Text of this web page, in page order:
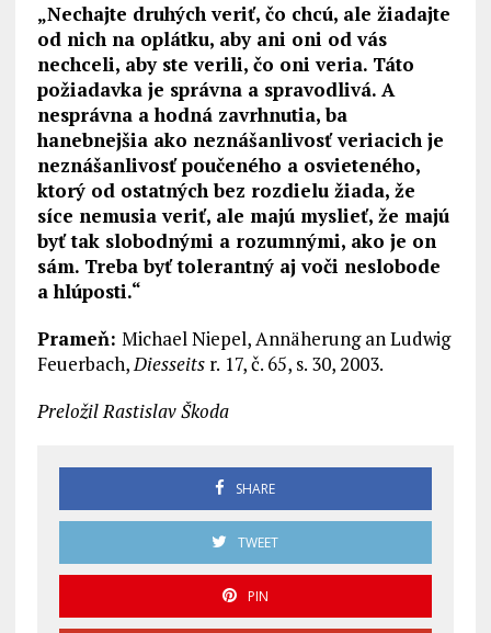
„Nechajte druhých veriť, čo chcú, ale žiadajte
od nich na oplátku, aby ani oni od vás
nechceli, aby ste verili, čo oni veria. Táto
požiadavka je správna a spravodlivá. A
nesprávna a hodná zavrhnutia, ba
hanebnejšia ako neznášanlivosť veriacich je
neznášanlivosť poučeného a osvieteného,
ktorý od ostatných bez rozdielu žiada, že
síce nemusia veriť, ale majú myslieť, že majú
byť tak slobodnými a rozumnými, ako je on
sám. Treba byť tolerantný aj voči neslobode
a hlúposti.“
Prameň: Michael Niepel, Annäherung an Ludwig
Feuerbach,Diesseitsr. 17, č. 65, s. 30, 2003.
Preložil Rastislav Škoda
SHARE
TWEET
PIN